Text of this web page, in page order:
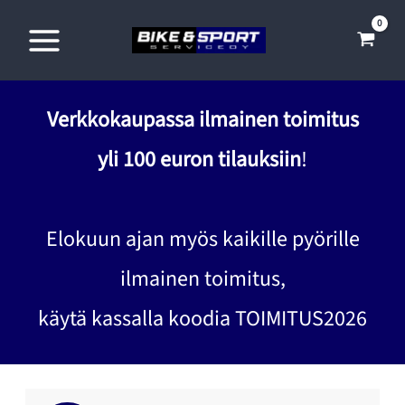
sisältöön
Verkkokaupassa ilmainen toimitus
yli 100 euron tilauksiin!
Elokuun ajan myös kaikille pyörille
ilmainen toimitus,
käytä kassalla koodia TOIMITUS2026